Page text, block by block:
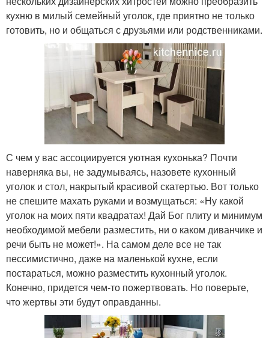
кухню в милый семейный уголок, где приятно не только
готовить, но и общаться с друзьями или родственниками.
С чем у вас ассоциируется уютная кухонька? Почти
наверняка вы, не задумываясь, назовете кухонный
уголок и стол, накрытый красивой скатертью. Вот только
не спешите махать руками и возмущаться: «Ну какой
уголок на моих пяти квадратах! Дай Бог плиту и минимум
необходимой мебели разместить, ни о каком диванчике и
речи быть не может!». На самом деле все не так
пессимистично, даже на маленькой кухне, если
постараться, можно разместить кухонный уголок.
Конечно, придется чем-то пожертвовать. Но поверьте,
что жертвы эти будут оправданны.